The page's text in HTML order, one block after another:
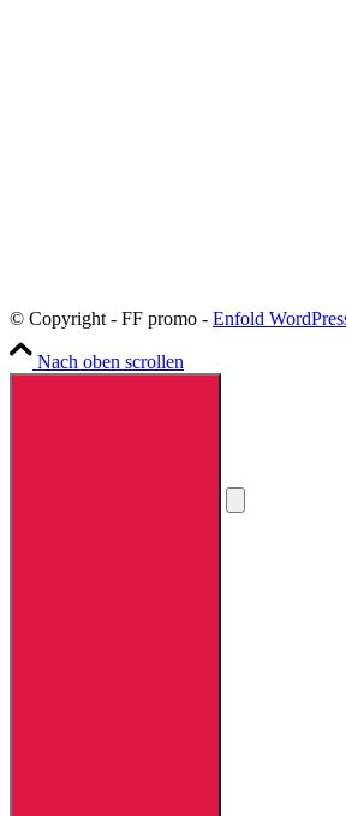
© Copyright - FF promo - Enfold
Nach oben scrollen